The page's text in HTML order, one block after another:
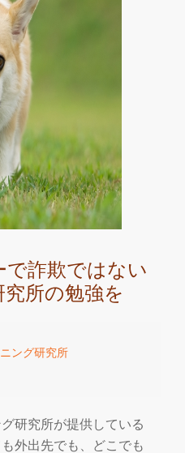
ル
チ
に
楽
し
る
フ
ブ
詐欺ではない
所の勉強を
ング研究所
研究所が提供している
外出先でも、どこでも